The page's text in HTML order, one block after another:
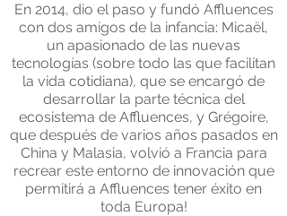
En 2014, dio el paso y fundó Affluences
con dos amigos de la infancia: Micaël,
un apasionado de las nuevas
tecnologías (sobre todo las que facilitan
la vida cotidiana), que se encargó de
desarrollar la parte técnica del
ecosistema de Affluences, y Grégoire,
que después de varios años pasados en
China y Malasia, volvió a Francia para
recrear este entorno de innovación que
permitirá a Affluences tener éxito en
toda Europa!